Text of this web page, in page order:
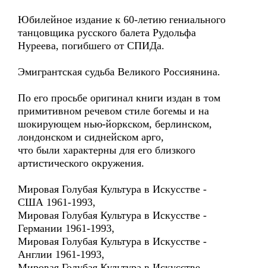
Юбилейное издание к 60-летию гениального
танцовщика русского балета Рудольфа
Нуреева, погибшего от СПИДа.
Эмигрантская судьба Великого Россиянина.
По его просьбе оригинал книги издан в том
примитивном речевом стиле богемы и на
шокирующем нью-йоркском, берлинском,
лондонском и сиднейском арго,
что были характерны для его близкого
артистического окружения.
Мировая Голубая Культура в Искусстве -
США 1961-1993,
Мировая Голубая Культура в Искусстве -
Германии 1961-1993,
Мировая Голубая Культура в Искусстве -
Англии 1961-1993,